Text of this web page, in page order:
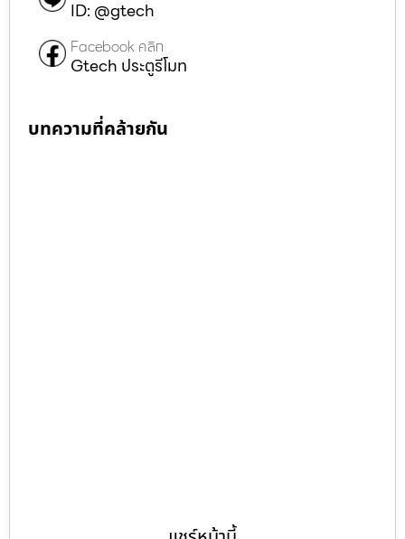
ID: @gtech
Facebook คลิก
Gtech ประตูรีโมท
บทความที่คล้ายกัน